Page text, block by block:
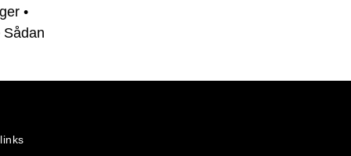
•
Sådan